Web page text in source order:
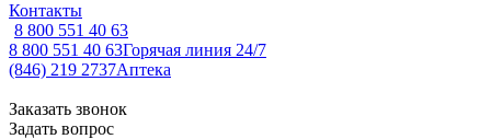
Контакты
8 800 551 40 63
8 800 551 40 63Горячая линия 24/7
(846) 219 2737Аптека
Заказать звонок
Задать вопрос